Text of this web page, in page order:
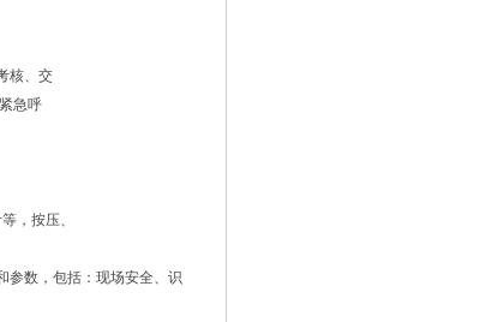
核、交
急呼
，按压、
参数，包括：现场安全、识